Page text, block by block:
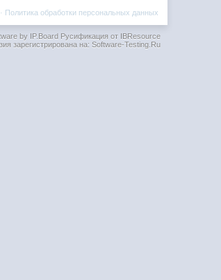
Политика обработки персональных данных
·
by IP.BoardРусификация от IBResource
зарегистрирована на: Software-Testing.Ru